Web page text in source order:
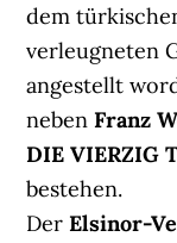
dem
verleugneten
angestellt
nebenFranz
DIE VIERZIG
bestehen.
DerElsinor-